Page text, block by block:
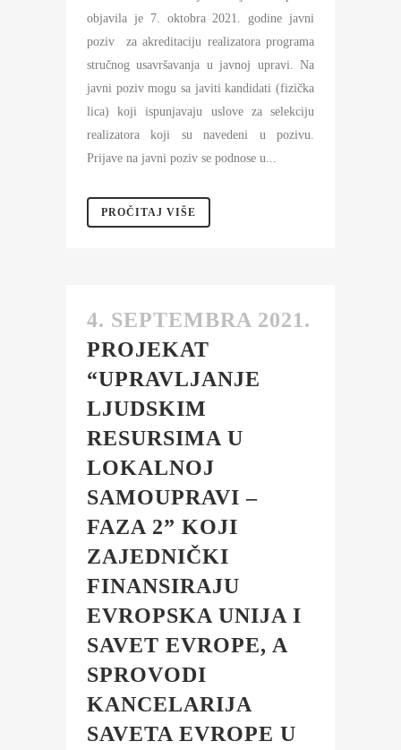
objavila je 7. oktobra 2021. godine javni
poziv za akreditaciju realizatora programa
stručnog usavršavanja u javnoj upravi. Na
javni poziv mogu sa javiti kandidati (fizička
lica) koji ispunjavaju uslove za selekciju
realizatora koji su navedeni u pozivu.
Prijave na javni poziv se podnose u...
PROČITAJ VIŠE
4. SEPTEMBRA 2021.
PROJEKAT
“UPRAVLJANJE
LJUDSKIM
RESURSIMA U
LOKALNOJ
SAMOUPRAVI –
FAZA 2” KOJI
ZAJEDNIČKI
FINANSIRAJU
EVROPSKA UNIJA I
SAVET EVROPE, A
SPROVODI
KANCELARIJA
SAVETA EVROPE U